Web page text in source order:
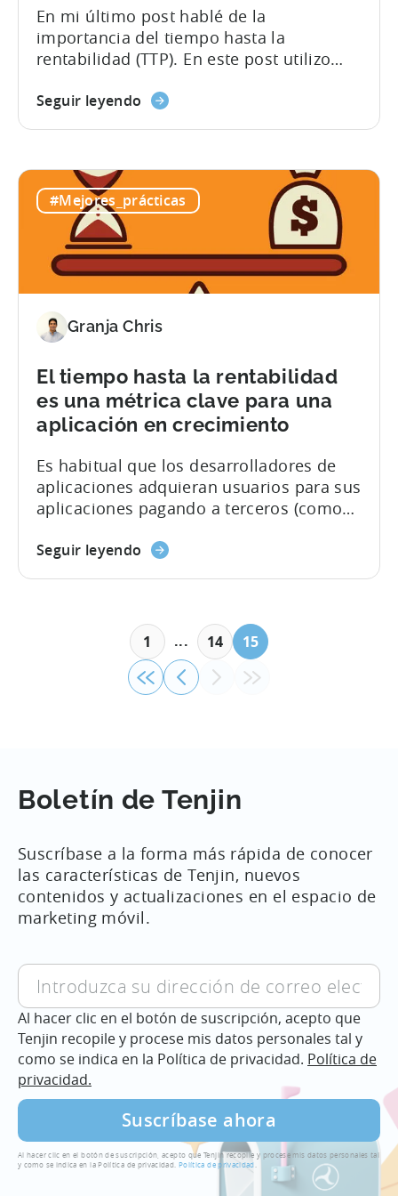
En mi último post hablé de la
importancia del tiempo hasta la
rentabilidad (TTP). En este post utilizo
cómo el TTP afecta al crecimiento total
tienes un presupuesto inicial de $1.000
con el IPC medio para adquirir un
usuario fijado...
Seguir leyendo
#Mejores_prácticas
Granja Chris
El tiempo hasta la rentabilidad
es una métrica clave para una
aplicación en crecimiento
Es habitual que los desarrolladores de
aplicaciones adquieran usuarios para sus
aplicaciones pagando a terceros (como
es una inversión. Para medir el éxito de
invertido. El tiempo hasta la rentabilidad
(TTP), también conocido como...
Seguir leyendo
1 ... 14 15
Boletín de Tenjin
Suscríbase a la forma más rápida de conocer
las características de Tenjin, nuevos
contenidos y actualizaciones en el espacio de
marketing móvil.
Al hacer clic en el botón de suscripción, acepto que
Tenjin recopile y procese mis datos personales tal y
como se indica en la Política de privacidad. Política de
privacidad.
Al hacer clic en el botón de suscripción, acepto que Tenjin recopile y procese mis datos personales tal
y como se indica en la Política de privacidad. Política de privacidad.